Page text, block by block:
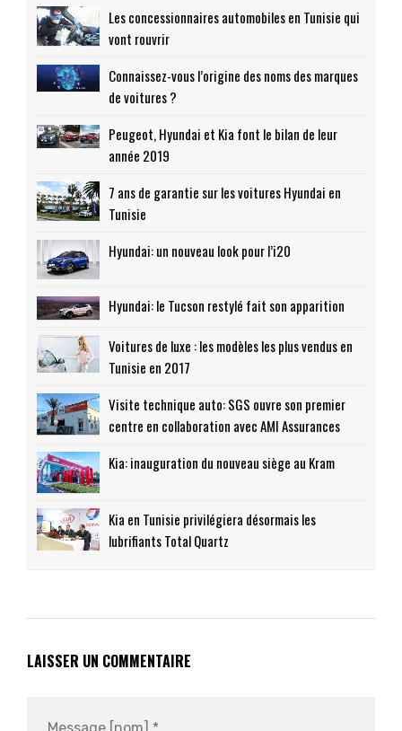
Les concessionnaires automobiles en Tunisie qui
vont rouvrir
Connaissez-vous l’origine des noms des marques
de voitures ?
Peugeot, Hyundai et Kia font le bilan de leur
année 2019
7 ans de garantie sur les voitures Hyundai en
Tunisie
Hyundai: un nouveau look pour l’i20
Hyundai: le Tucson restylé fait son apparition
Voitures de luxe : les modèles les plus vendus en
Tunisie en 2017
Visite technique auto: SGS ouvre son premier
centre en collaboration avec AMI Assurances
Kia: inauguration du nouveau siège au Kram
Kia en Tunisie privilégiera désormais les
lubrifiants Total Quartz
LAISSER UN COMMENTAIRE